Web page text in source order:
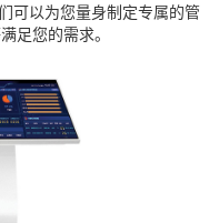
可以为您量身制定专属的管
足您的需求。